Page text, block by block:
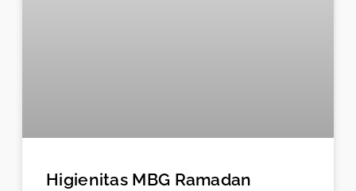
Higienitas MBG Ramadan